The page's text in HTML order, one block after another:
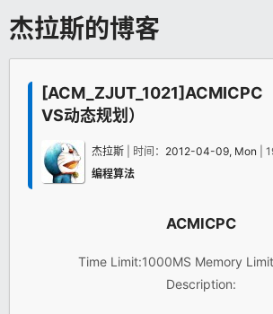
杰拉斯的博客
[ACM_ZJUT_1021]ACMICPC
VS动态规划）
杰拉斯 | 时间： 2012-04-09, Mon |
编程算法
ACMICPC
Time Limit:1000MS Memory
Description: